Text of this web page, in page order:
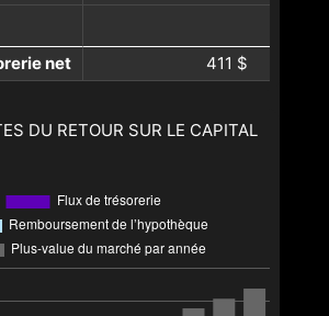
net 411 $
DU RETOUR SUR LE CAPITAL